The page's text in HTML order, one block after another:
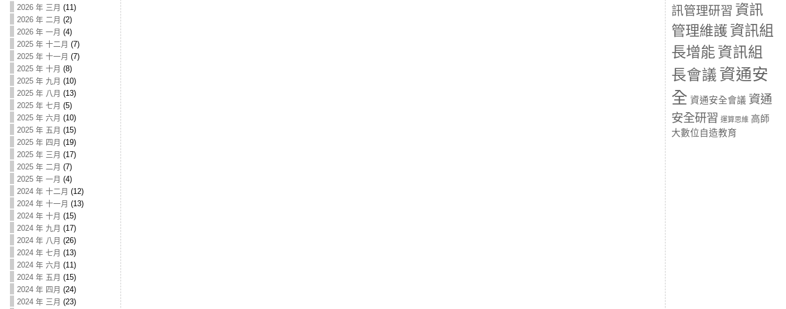
2026 年 三月 (11)
2026 年 二月 (2)
2026 年 一月 (4)
2025 年 十二月 (7)
2025 年 十一月 (7)
2025 年 十月 (8)
2025 年 九月 (10)
2025 年 八月 (13)
2025 年 七月 (5)
2025 年 六月 (10)
2025 年 五月 (15)
2025 年 四月 (19)
2025 年 三月 (17)
2025 年 二月 (7)
2025 年 一月 (4)
2024 年 十二月 (12)
2024 年 十一月 (13)
2024 年 十月 (15)
2024 年 九月 (17)
2024 年 八月 (26)
2024 年 七月 (13)
2024 年 六月 (11)
2024 年 五月 (15)
2024 年 四月 (24)
2024 年 三月 (23)
訊管理研習 資訊
管理維護 資訊組
長增能資訊組
長會議 資通安
全 資通安全會議 資通
安全研習 運算思維 高師
大數位自造教育